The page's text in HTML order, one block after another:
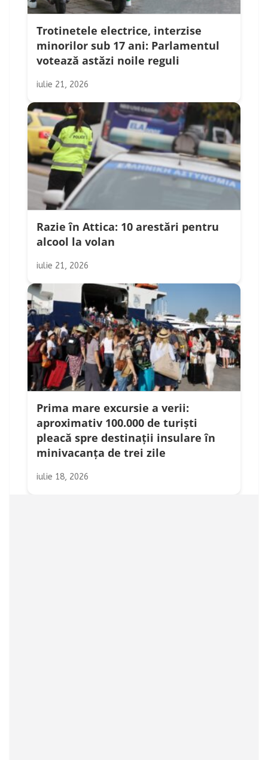
Trotinetele electrice, interzise
minorilor sub 17 ani: Parlamentul
votează astăzi noile reguli
iulie 21, 2026
Razie în Attica: 10 arestări pentru
alcool la volan
iulie 21, 2026
Prima mare excursie a verii:
aproximativ 100.000 de turiști
pleacă spre destinații insulare în
minivacanța de trei zile
iulie 18, 2026